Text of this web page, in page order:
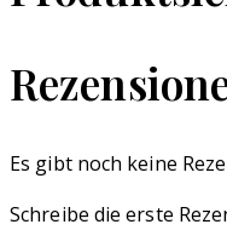
Es gibt noch keine
Schreibe die erste